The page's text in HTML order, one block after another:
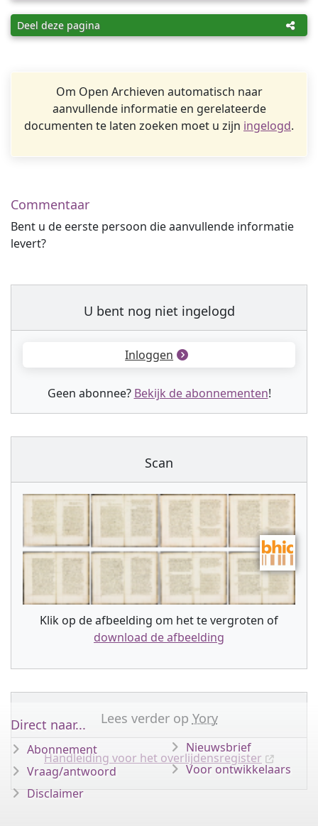
Deel deze pagina
Om Open Archieven automatisch naar
aanvullende informatie en gerelateerde
documenten te laten zoeken moet u zijn ingelogd.
Commentaar
Bent u de eerste persoon die aanvullende informatie
levert?
U bent nog niet ingelogd
Inloggen
Geen abonnee? Bekijk de abonnementen!
Scan
Klik op de afbeelding om het te vergroten of
download de afbeelding
Lees verder op Yory
Handleiding voor het overlijdensregister
Direct naar...
Abonnement
Vraag/antwoord
Disclaimer
Nieuwsbrief
Voor ontwikkelaars